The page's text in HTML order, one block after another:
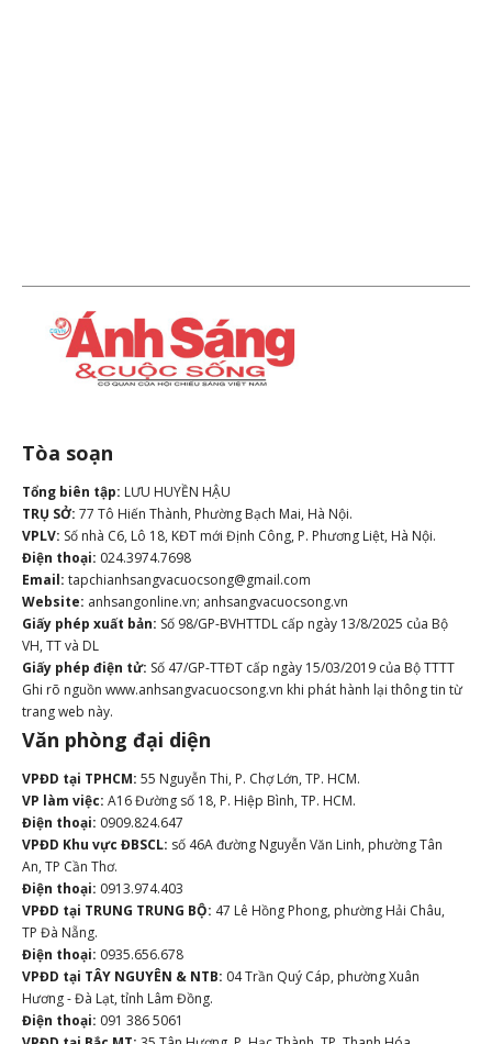
Tòa soạn
Tổng biên tập: LƯU HUYỀN HẬU
TRỤ SỞ: 77 Tô Hiến Thành, Phường Bạch Mai, Hà Nội.
VPLV: Số nhà C6, Lô 18, KĐT mới Định Công, P. Phương Liệt, Hà Nội.
Điện thoại: 024.3974.7698
Email: tapchianhsangvacuocsong@gmail.com
Website: anhsangonline.vn; anhsangvacuocsong.vn
Giấy phép xuất bản: Số 98/GP-BVHTTDL cấp ngày 13/8/2025 của Bộ
VH, TT và DL
Giấy phép điện tử: Số 47/GP-TTĐT cấp ngày 15/03/2019 của Bộ TTTT
Ghi rõ nguồn www.anhsangvacuocsong.vn khi phát hành lại thông tin từ
trang web này.
Văn phòng đại diện
VPĐD tại TPHCM: 55 Nguyễn Thi, P. Chợ Lớn, TP. HCM.
VP làm việc: A16 Đường số 18, P. Hiệp Bình, TP. HCM.
Điện thoại: 0909.824.647
VPĐD Khu vực ĐBSCL: số 46A đường Nguyễn Văn Linh, phường Tân
An, TP Cần Thơ.
Điện thoại: 0913.974.403
VPĐD tại TRUNG TRUNG BỘ: 47 Lê Hồng Phong, phường Hải Châu,
TP Đà Nẵng.
Điện thoại: 0935.656.678
VPĐD tại TÂY NGUYÊN & NTB: 04 Trần Quý Cáp, phường Xuân
Hương - Đà Lạt, tỉnh Lâm Đồng.
Điện thoại: 091 386 5061